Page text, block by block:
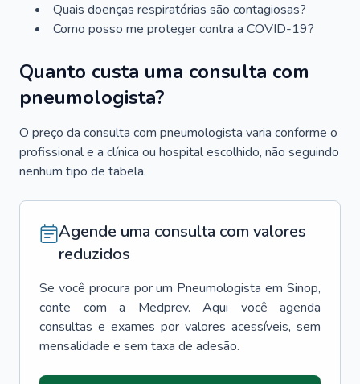
Quais doenças respiratórias são contagiosas?
Como posso me proteger contra a COVID-19?
Quanto custa uma consulta com
pneumologista?
O preço da consulta com pneumologista varia conforme o
profissional e a clínica ou hospital escolhido, não seguindo
nenhum tipo de tabela.
Agende uma consulta com valores
reduzidos
Se você procura por um Pneumologista em Sinop,
conte com a Medprev. Aqui você agenda
consultas e exames por valores acessíveis, sem
mensalidade e sem taxa de adesão.